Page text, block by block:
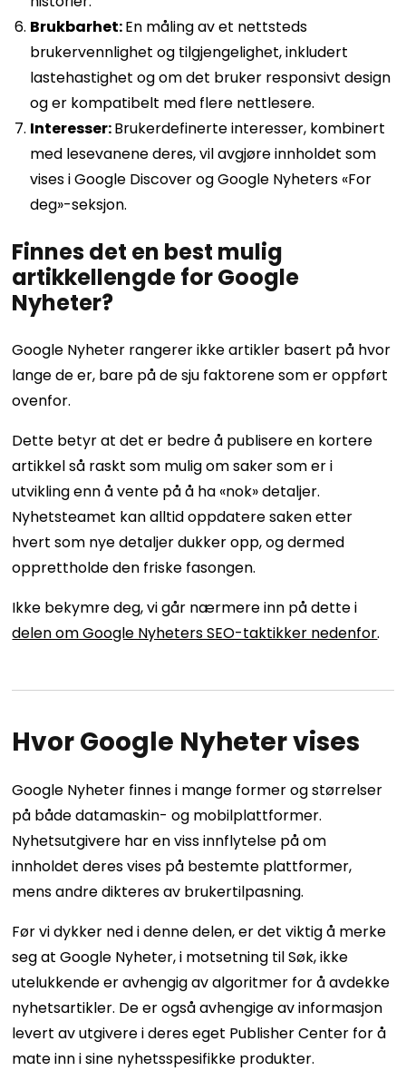
Brukbarhet:En måling av et nettsteds
brukervennlighet og tilgjengelighet, inkludert
lastehastighet og om det bruker responsivt design
og er kompatibelt med flere nettlesere.
Interesser:Brukerdefinerte interesser, kombinert
med lesevanene deres, vil avgjøre innholdet som
vises i Google Discover og Google Nyheters «For
deg»-seksjon.
Finnes det en best mulig
artikkellengde for Google
Nyheter?
Google Nyheter rangerer ikke artikler basert på hvor
lange de er, bare på de sju faktorene som er oppført
ovenfor.
Dette betyr at det er bedre å publisere en kortere
artikkel så raskt som mulig om saker som er i
utvikling enn å vente på å ha «nok» detaljer.
Nyhetsteamet kan alltid oppdatere saken etter
hvert som nye detaljer dukker opp, og dermed
opprettholde den friske fasongen.
Ikke bekymre deg, vi går nærmere inn på dette i
delen om Google Nyheters SEO-taktikker nedenfor.
Hvor Google Nyheter vises
Google Nyheter finnes i mange former og størrelser
på både datamaskin- og mobilplattformer.
Nyhetsutgivere har en viss innflytelse på om
innholdet deres vises på bestemte plattformer,
mens andre dikteres av brukertilpasning.
Før vi dykker ned i denne delen, er det viktig å merke
seg at Google Nyheter, i motsetning til Søk, ikke
utelukkende er avhengig av algoritmer for å avdekke
nyhetsartikler. De er også avhengige av informasjon
levert av utgivere i deres eget Publisher Center for å
mate inn i sine nyhetsspesifikke produkter.